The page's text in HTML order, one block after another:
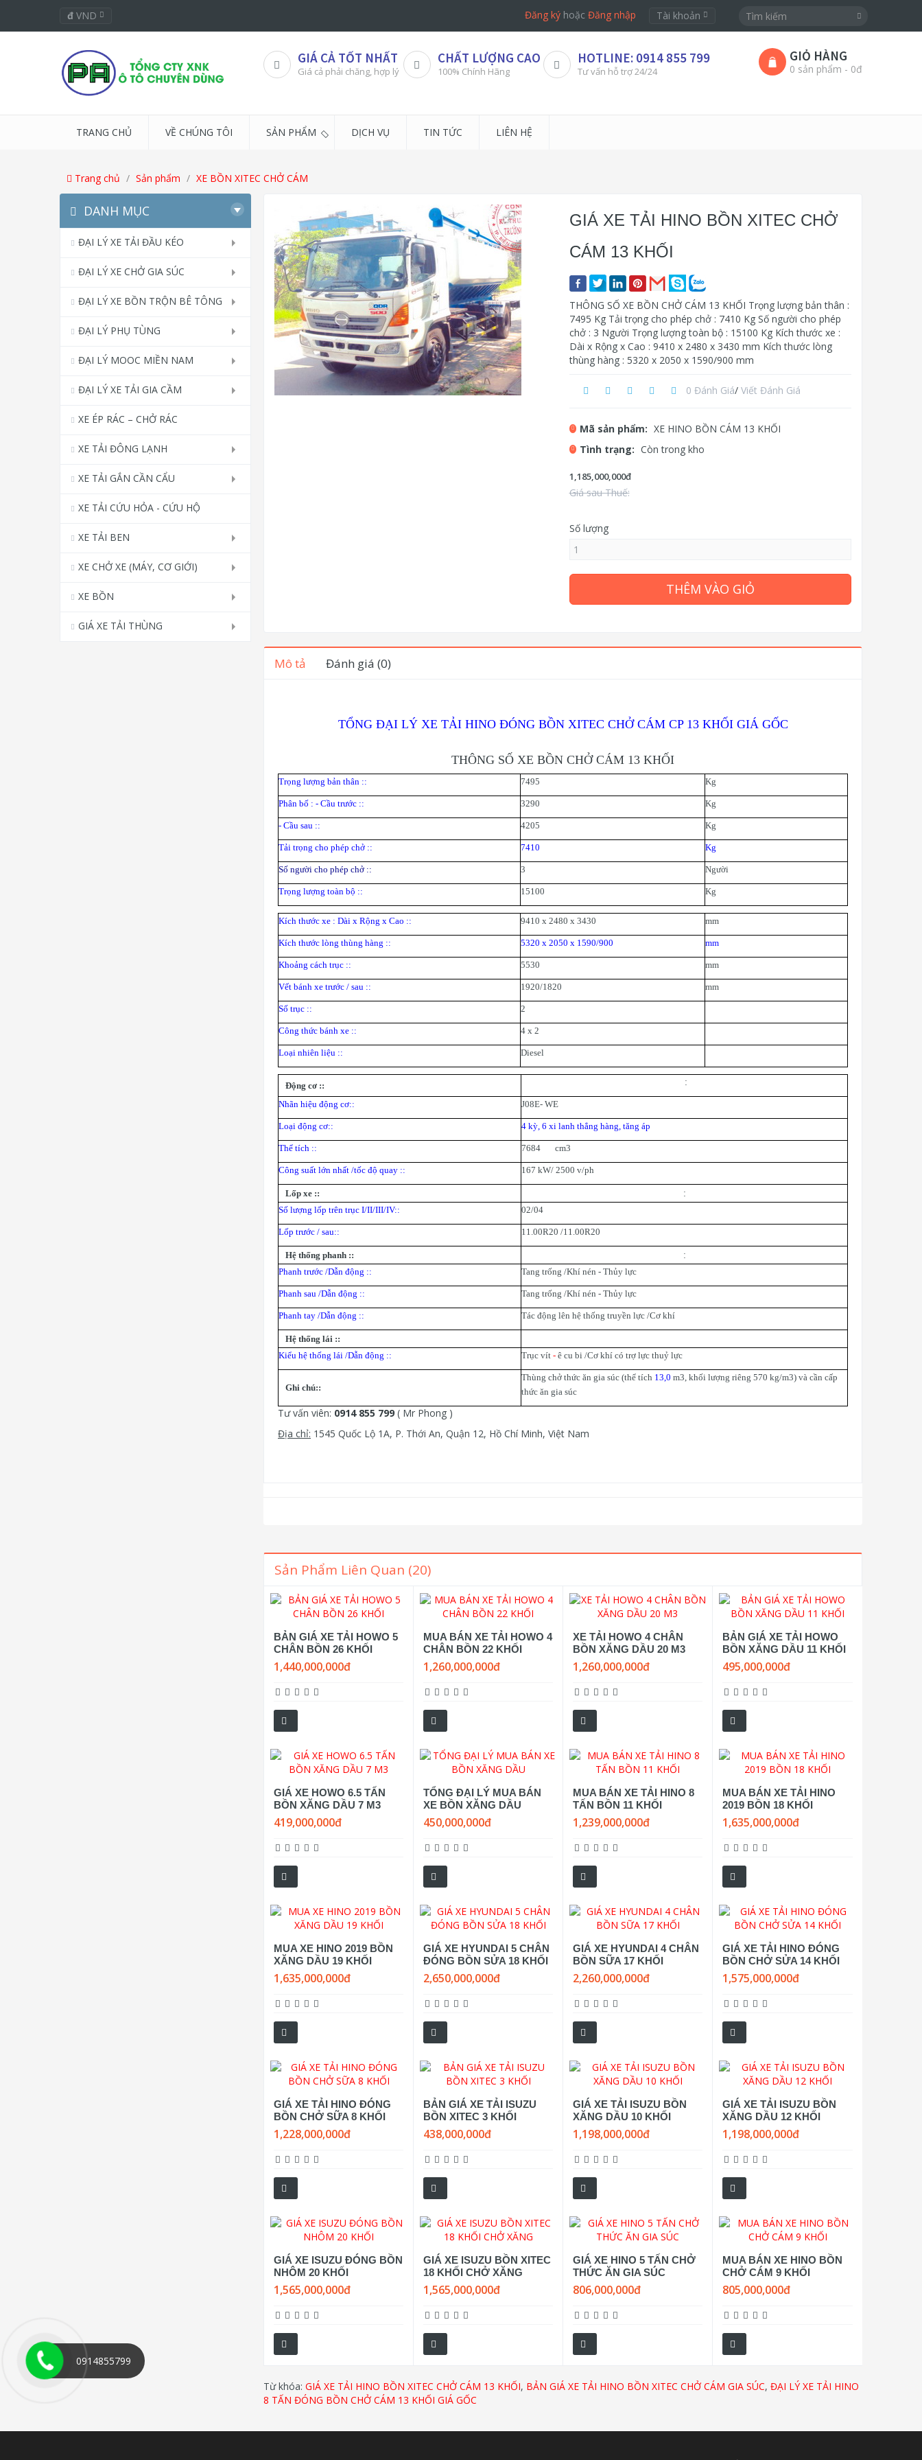
đ VND Đăng ký hoặcĐăng nhập Tài khoản
GIÁ CẢ TỐT NHẤT
Giá cả phải chăng, hợp lý
CHẤT LƯỢNG CAO
100% Chính Hãng
HOTLINE: 0914 855 799
Tư vấn hỗ trợ 24/24
GIỎ HÀNG
0 sản phẩm - 0đ
TRANG CHỦ VỀ CHÚNG TÔI SẢN PHẨM DỊCH VỤ TIN TỨC LIÊN HỆ
Trang chủ Sản phẩm XE BỒN XITEC CHỞ CÁM
DANH MỤC
ĐẠI LÝ XE TẢI ĐẦU KÉO
ĐẠI LÝ XE CHỞ GIA SÚC
ĐẠI LÝ XE BỒN TRỘN BÊ TÔNG
ĐẠI LÝ PHỤ TÙNG
ĐẠI LÝ MOOC MIỀN NAM
ĐẠI LÝ XE TẢI GIA CẦM
XE ÉP RÁC – CHỞ RÁC
XE TẢI ĐÔNG LẠNH
XE TẢI GẮN CẦN CẨU
XE TẢI CỨU HỎA - CỨU HỘ
XE TẢI BEN
XE CHỞ XE (MÁY, CƠ GIỚI)
XE BỒN
GIÁ XE TẢI THÙNG
GIÁ XE TẢI HINO BỒN XITEC CHỞ
CÁM 13 KHỐI
THÔNG SỐ XE BỒN CHỞ CÁM 13 KHỐI Trọng lượng bản thân :
7495 Kg Tải trọng cho phép chở : 7410 Kg Số người cho phép
chở : 3 Người Trọng lượng toàn bộ : 15100 Kg Kích thước xe :
Dài x Rộng x Cao : 9410 x 2480 x 3430 mm Kích thước lòng
thùng hàng : 5320 x 2050 x 1590/900 mm
0 Đánh Giá/ Viết Đánh Giá
Mã sản phẩm: XE HINO BỒN CÁM 13 KHỐI
Tình trạng: Còn trong kho
1,185,000,000đ
Giá sau Thuế:
Số lượng
THÊM VÀO GIỎ
Mô tả Đánh giá (0)
TỔNG ĐẠI LÝ XE TẢI HINO ĐÓNG BỒN XITEC CHỞ CÁM CP 13 KHỐI GIÁ GỐC
THÔNG SỐ XE BỒN CHỞ CÁM 13 KHỐI
Trọng lượng bản thân :: 7495 Kg
Phân bố : - Cầu trước :: 3290 Kg
- Cầu sau :: 4205 Kg
Tải trọng cho phép chở :: 7410 Kg
Số người cho phép chở :: 3 Người
Trọng lượng toàn bộ :: 15100 Kg
Kích thước xe : Dài x Rộng x Cao :: 9410 x 2480 x 3430 mm
Kích thước lòng thùng hàng :: 5320 x 2050 x 1590/900 mm
Khoảng cách trục :: 5530 mm
Vết bánh xe trước / sau :: 1920/1820 mm
Số trục :: 2
Công thức bánh xe :: 4 x 2
Loại nhiên liệu :: Diesel
Động cơ :: :
Nhãn hiệu động cơ:: J08E- WE
Loại động cơ:: 4 kỳ, 6 xi lanh thẳng hàng, tăng áp
Thể tích :: 7684 cm3
Công suất lớn nhất /tốc độ quay :: 167 kW/ 2500 v/ph
Lốp xe ::
:
Số lượng lốp trên trục I/II/III/IV::
02/04
Lốp trước / sau:: 11.00R20 /11.00R20
Hệ thống phanh ::
:
Phanh trước /Dẫn động ::
Tang trống /Khí nén - Thủy lực
Phanh sau /Dẫn động :: Tang trống /Khí nén - Thủy lực
Phanh tay /Dẫn động :: Tác động lên hệ thống truyền lực /Cơ khí
Hệ thống lái ::
Kiểu hệ thống lái /Dẫn động ::
Trục vít - ê cu bi /Cơ khí có trợ lực thuỷ lực
Ghi chú::
Thùng chở thức ăn gia súc (thể tích 13,0 m3, khối lượng riêng 570 kg/m3) và cần cấp
thức ăn gia súc
Tư vấn viên: 0914 855 799 ( Mr Phong )
Địa chỉ: 1545 Quốc Lộ 1A, P. Thới An, Quận 12, Hồ Chí Minh, Việt Nam
Sản Phẩm Liên Quan (20)
BẢN GIÁ XE TẢI HOWO 5
CHÂN BỒN 26 KHỐI
1,440,000,000đ
MUA BÁN XE TẢI HOWO 4
CHÂN BỒN 22 KHỐI
1,260,000,000đ
XE TẢI HOWO 4 CHÂN
BỒN XĂNG DẦU 20 M3
1,260,000,000đ
BẢN GIÁ XE TẢI HOWO
BỒN XĂNG DẦU 11 KHỐI
495,000,000đ
GIÁ XE HOWO 6.5 TẤN
BỒN XĂNG DẦU 7 M3
419,000,000đ
TỔNG ĐẠI LÝ MUA BÁN
XE BỒN XĂNG DẦU
450,000,000đ
MUA BÁN XE TẢI HINO 8
TẤN BỒN 11 KHỐI
1,239,000,000đ
MUA BÁN XE TẢI HINO
2019 BỒN 18 KHỐI
1,635,000,000đ
MUA XE HINO 2019 BỒN
XĂNG DẦU 19 KHỐI
1,635,000,000đ
GIÁ XE HYUNDAI 5 CHÂN
ĐÓNG BỒN SỬA 18 KHỐI
2,650,000,000đ
GIÁ XE HYUNDAI 4 CHÂN
BỒN SỮA 17 KHỐI
2,260,000,000đ
GIÁ XE TẢI HINO ĐÓNG
BỒN CHỞ SỬA 14 KHỐI
1,575,000,000đ
GIÁ XE TẢI HINO ĐÓNG
BỒN CHỞ SỮA 8 KHỐI
1,228,000,000đ
BẢN GIÁ XE TẢI ISUZU
BỒN XITEC 3 KHỐI
438,000,000đ
GIÁ XE TẢI ISUZU BỒN
XĂNG DẦU 10 KHỐI
1,198,000,000đ
GIÁ XE TẢI ISUZU BỒN
XĂNG DẦU 12 KHỐI
1,198,000,000đ
GIÁ XE ISUZU ĐÓNG BỒN
NHÔM 20 KHỐI
1,565,000,000đ
GIÁ XE ISUZU BỒN XITEC
18 KHỐI CHỞ XĂNG
1,565,000,000đ
GIÁ XE HINO 5 TẤN CHỞ
THỨC ĂN GIA SÚC
806,000,000đ
MUA BÁN XE HINO BỒN
CHỞ CÁM 9 KHỐI
805,000,000đ
Từ khóa: GIÁ XE TẢI HINO BỒN XITEC CHỞ CÁM 13 KHỐI, BẢN GIÁ XE TẢI HINO BỒN XITEC CHỞ CÁM GIA SÚC, ĐẠI LÝ XE TẢI HINO
8 TẤN ĐÓNG BỒN CHỞ CÁM 13 KHỐI GIÁ GỐC
0914855799